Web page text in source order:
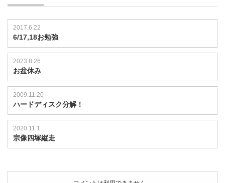
2017.6.22
6/17,18お勉強
2023.8.26
お盆休み
2009.11.20
ハードディスク分解！
2020.11.1
宗像四塚縦走